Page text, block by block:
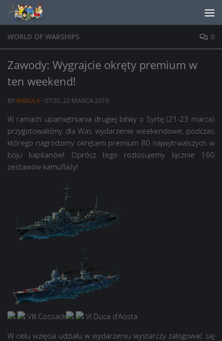
Skip to content
WORLD OF WARSHIPS 0
Zawody: Wygrajcie okręty premium w
ten weekend!
BY BARULA · 07:35, 22 MARCA 2019
W ramach upamiętniania drugiej bitwy o Syrtę (21-23 marca)
przygotowaliśmy dla Was wydarzenie weekendowe, podczas
którego nagrodzimy okrętami premium 80 najwytrwalszych w
boju kapitanów! Oprócz tego rozlosujemy łącznie 160
zestawów kamuflaży!
VIII Cossack
VI Duca d’Aosta
W celu wzięcia udziału w wydarzeniu wystarczy zalogować się